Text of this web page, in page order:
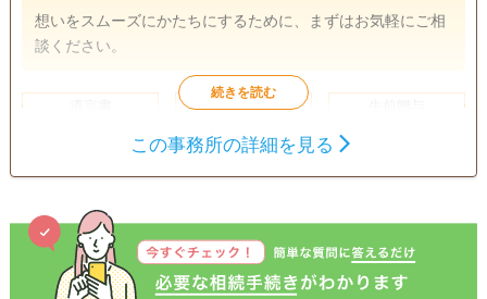
想いをスムーズにかたちにするために、まずはお気軽にご相
談ください。
遺産分割
家族信託
銀行手続き
戸籍収集 相続人調査
訪問可 土日相談可 初回相談無料 18時以降相談可
オンライン面談可 事務所面談可
この事務所の詳細を見る